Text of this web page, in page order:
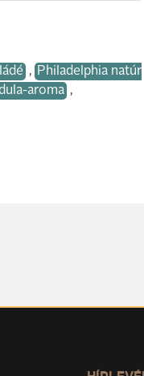
, Philadelphia natúr
aroma ,